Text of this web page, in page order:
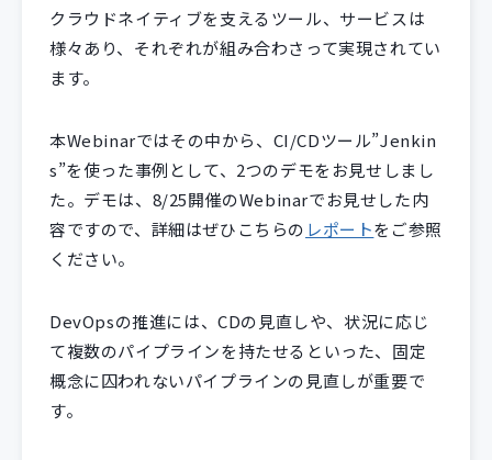
クラウドネイティブを支えるツール、サービスは
様々あり、それぞれが組み合わさって実現されてい
ます。
本Webinarではその中から、CI/CDツール”Jenkin
s”を使った事例として、2つのデモをお見せしまし
た。デモは、8/25開催のWebinarでお見せした内
容ですので、詳細はぜひこちらの レポートをご参照
ください。
DevOpsの推進には、CDの見直しや、状況に応じ
て複数のパイプラインを持たせるといった、固定
概念に囚われないパイプラインの見直しが重要で
す。